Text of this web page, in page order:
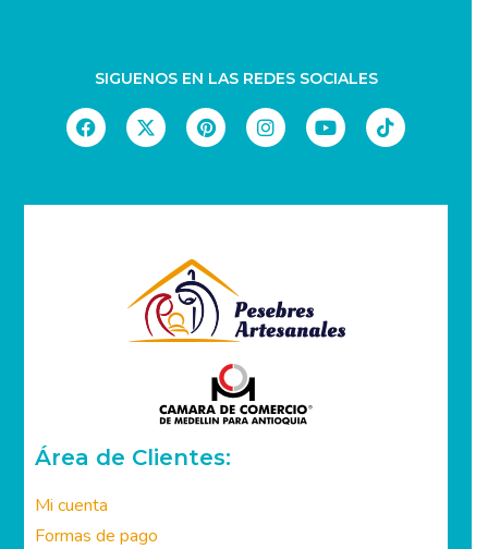
SIGUENOS EN LAS REDES SOCIALES
Área de Clientes:
Mi cuenta
Formas de pago